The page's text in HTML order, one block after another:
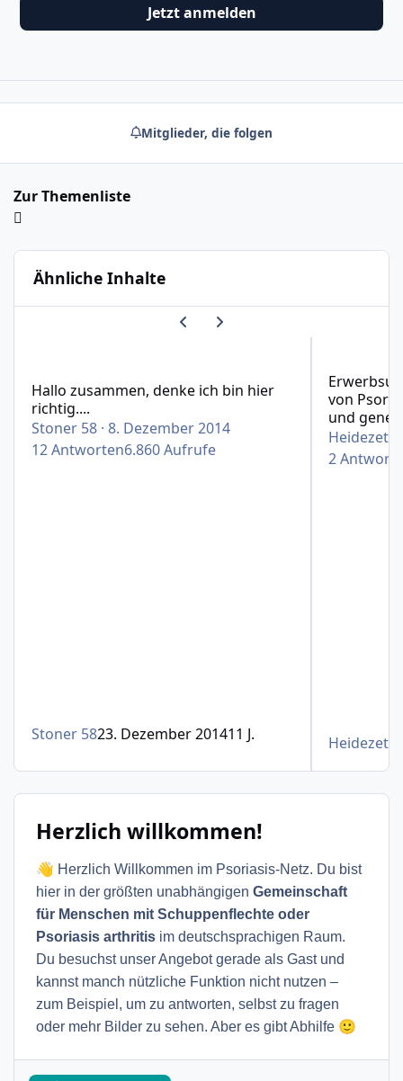
Jetzt anmelden
Mitglieder, die folgen
Zur Themenliste
Ähnliche Inhalte
Vorherige Karussell-Folie
Nächste Karussell-Folie
Hallo zusammen, denke ich bin hier
richtig....
Stoner 58 ·8. Dezember 2014
12Antworten6.860Aufrufe
Stoner 5823. Dezember 201411 J.
von
und
2
Herzlich willkommen!
👋 Herzlich Willkommen im Psoriasis-Netz. Du bist
hier in der größten unabhängigen Gemeinschaft
für Menschen mit Schuppenflechte oder
Psoriasis arthritis im deutschsprachigen Raum.
Du besuchst unser Angebot gerade als Gast und
kannst manch nützliche Funktion nicht nutzen –
zum Beispiel, um zu antworten, selbst zu fragen
oder mehr Bilder zu sehen. Aber es gibt Abhilfe 🙂